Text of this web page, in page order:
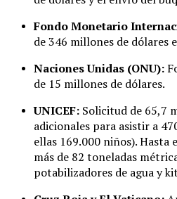
Fondo Monetario
de 346 millones de dólares
Naciones Unidas (ONU):
de 15 millones de dólares.
UNICEF: Solicitud de 65,7
adicionales para asistir a
ellas 169.000 niños).
más de 82 toneladas
potabilizadores de agua y